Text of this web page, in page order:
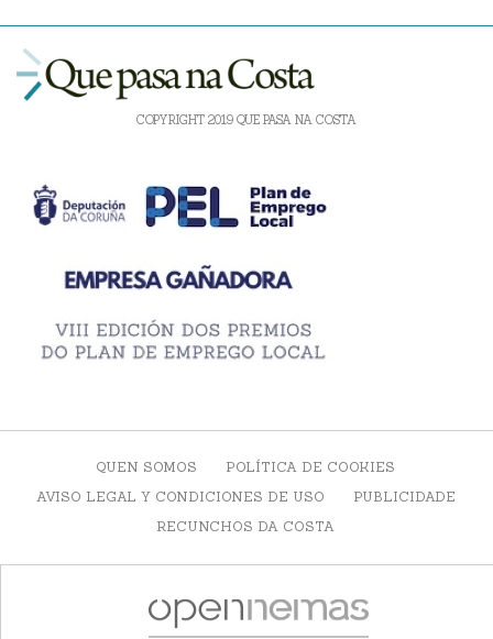
COPYRIGHT 2019 QUE PASA NA COSTA
QUEN SOMOS
POLÍTICA DE COOKIES
AVISO LEGAL Y CONDICIONES DE USO
PUBLICIDADE
RECUNCHOS DA COSTA